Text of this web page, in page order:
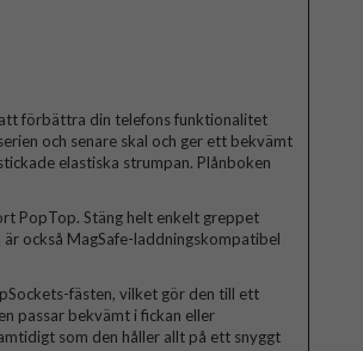
förbättra din telefons funktionalitet
och senare skal och ger ett bekvämt
elastiska strumpan. Plånboken
PopTop. Stäng helt enkelt greppet
också MagSafe-laddningskompatibel
fästen, vilket gör den till ett
passar bekvämt i fickan eller
som den håller allt på ett snyggt